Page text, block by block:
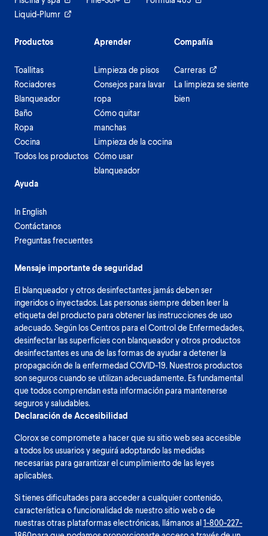
Liquid-Plumr
Productos
Toallitas
Rociadores
Blanqueador
Baño
Ropa
Cocina
Todos los productos
Aprender
Limpieza de pisos
Consejos para lavar
ropa
Cómo quitar
manchas
Limpieza de la cocina
Cómo usar
blanqueador
Compañía
Carreras
La limpieza se siente
bien
Ayuda
In English
Contáctanos
Preguntas frecuentes
Mensaje importante de seguridad
El blanqueador y otros desinfectantes jamás deben ser
ingeridos o inyectados. Las personas siempre deben leer la
etiqueta del producto para obtener las instrucciones de uso
adecuado. Según los Centros para el Control de Enfermedades,
desinfectar las superficies con blanqueador y otros productos
desinfectantes es una de las formas de ayudar a detener la
propagación de la enfermedad COVID-19. Nuestros productos
son seguros cuando se utilizan adecuadamente. Es fundamental
que todos comprendan esta información para mantenerse
seguros y saludables.
Declaración de Accesibilidad
Clorox se compromete a hacer que su sitio web sea accesible
a todos los usuarios y seguirá adoptando las medidas
necesarias para garantizar el cumplimiento de las leyes
aplicables.
Si tienes dificultades para acceder a cualquier contenido,
característica o funcionalidad de nuestro sitio web o de
nuestras otras plataformas electrónicas, llámanos al1-800-227-